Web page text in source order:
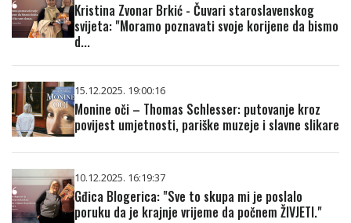
Kristina Zvonar Brkić - Čuvari staroslavenskog
svijeta: "Moramo poznavati svoje korijene da bismo
d...
15.12.2025. 19:00:16
Monine oči – Thomas Schlesser: putovanje kroz
povijest umjetnosti, pariške muzeje i slavne slikare
10.12.2025. 16:19:37
Gđica Blogerica: "Sve to skupa mi je poslalo
poruku da je krajnje vrijeme da počnem ŽIVJETI."